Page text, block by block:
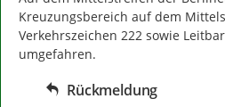
Kreuzungsbereich auf dem
Verkehrszeichen 222 sowie
umgefahren.
Rückmeldung